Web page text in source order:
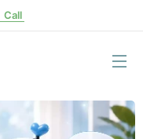
Call